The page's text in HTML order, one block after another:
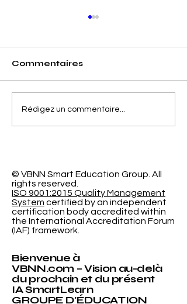
Séparer la Précision
de l'Erreur de
Commentaires
Rédigez un commentaire...
© VBNN Smart Education Group. All
rights reserved.
ISO 9001:2015 Quality Management
System certified by an independent
certification body accredited within
the International Accreditation Forum
(IAF) framework.
Bienvenue à
VBNN.com – Vision au-delà
du prochain et du présent
IA SmartLearn
GROUPE D'ÉDUCATION